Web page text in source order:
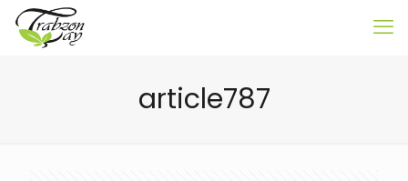
article787